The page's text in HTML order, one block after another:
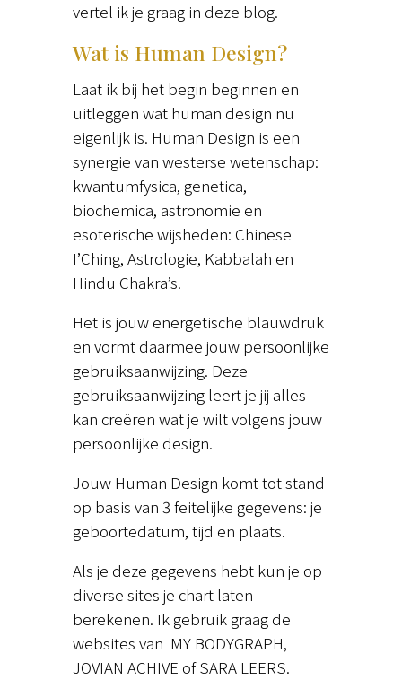
vertel ik je graag in deze blog.
Wat is Human Design?
Laat ik bij het begin beginnen en
uitleggen wat human design nu
eigenlijk is. Human Design is een
synergie van westerse wetenschap:
kwantumfysica, genetica,
biochemica, astronomie en
esoterische wijsheden: Chinese
I’Ching, Astrologie, Kabbalah en
Hindu Chakra’s.
Het is jouw energetische blauwdruk
en vormt daarmee jouw persoonlijke
gebruiksaanwijzing. Deze
gebruiksaanwijzing leert je jij alles
kan creëren wat je wilt volgens jouw
persoonlijke design.
Jouw Human Design komt tot stand
op basis van 3 feitelijke gegevens: je
geboortedatum, tijd en plaats.
Als je deze gegevens hebt kun je op
diverse sites je chart laten
berekenen. Ik gebruik graag de
websites van MY BODYGRAPH,
JOVIAN ACHIVE of SARA LEERS.